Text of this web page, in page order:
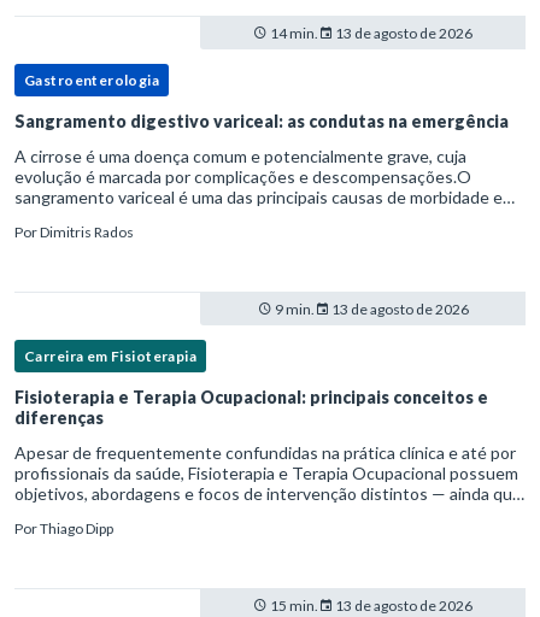
14 min. 13 de agosto de 2026
Gastroenterologia
Sangramento digestivo variceal: as condutas na emergência
A cirrose é uma doença comum e potencialmente grave, cuja
evolução é marcada por complicações e descompensações.O
sangramento variceal é uma das principais causas de morbidade e
hipertensão port
PorDimitris Rados
9 min. 13 de agosto de 2026
Carreira em Fisioterapia
Fisioterapia e Terapia Ocupacional: principais conceitos e
diferenças
Apesar de frequentemente confundidas na prática clínica e até por
profissionais da saúde, Fisioterapia e Terapia Ocupacional possuem
objetivos, abordagens e focos de intervenção distintos — ainda que
PorThiago Dipp
15 min. 13 de agosto de 2026